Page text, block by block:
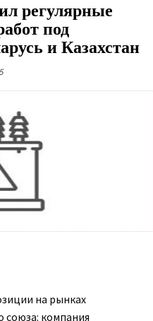
регулярные
под
и Казахстан
на рынках
союза: компания